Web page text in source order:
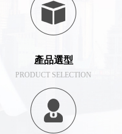
產品選型
PRODUCT SELECTION